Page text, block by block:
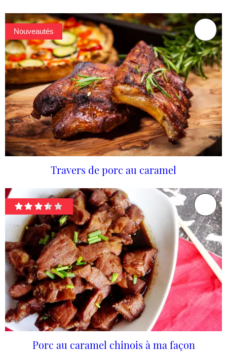
Nouveautés
Travers de porc au caramel
Porc au caramel chinois à ma façon